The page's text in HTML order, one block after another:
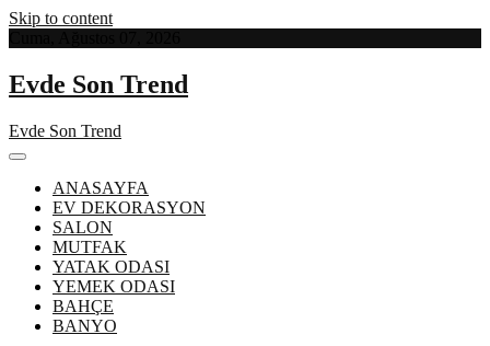
Skip to content
Evde Son Trend
Evde Son Trend
ANASAYFA
EV DEKORASYON
SALON
MUTFAK
YATAK ODASI
YEMEK ODASI
BAHÇE
BANYO